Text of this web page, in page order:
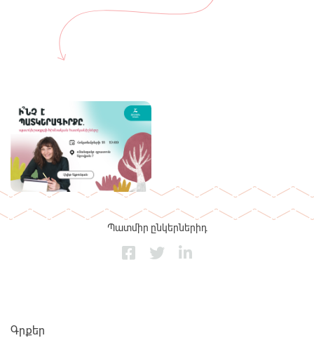
Պատմիր ընկերներիդ
Գրքեր